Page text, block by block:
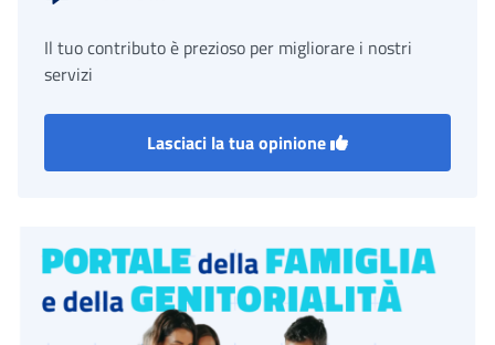
Il tuo contributo è prezioso per migliorare i nostri
servizi
Lasciaci la tua opinione